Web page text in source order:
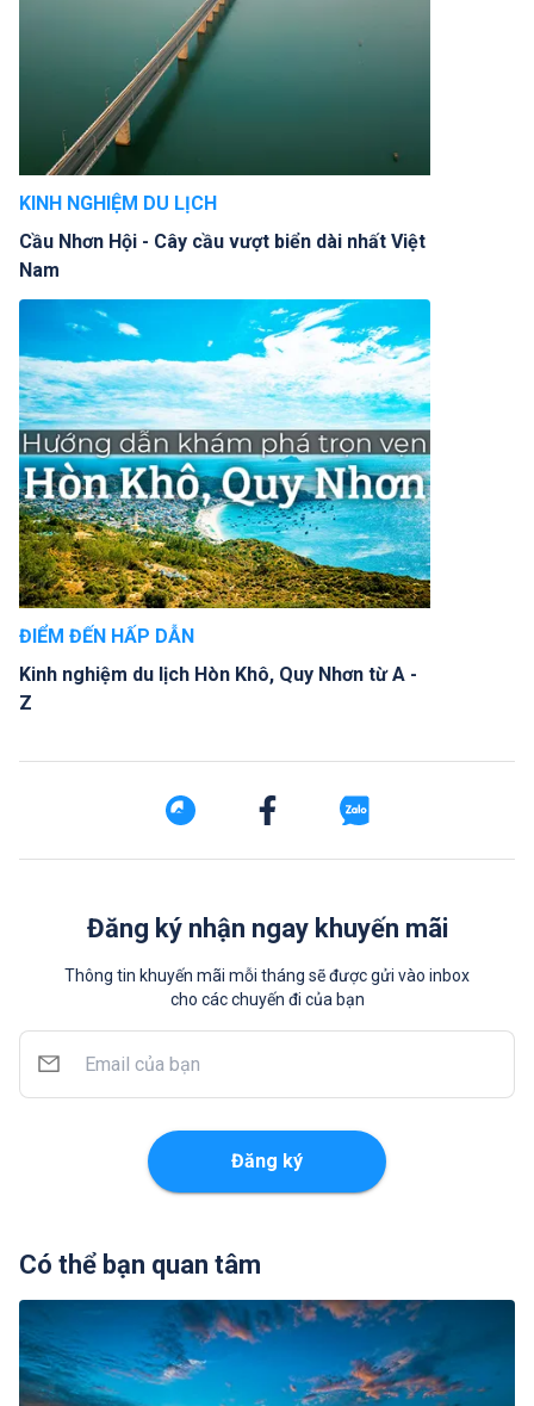
KINH NGHIỆM DU LỊCH
Cầu Nhơn Hội - Cây cầu vượt biển dài nhất Việt
Nam
ĐIỂM ĐẾN HẤP DẪN
Kinh nghiệm du lịch Hòn Khô, Quy Nhơn từ A -
Z
Đăng ký nhận ngay khuyến mãi
Thông tin khuyến mãi mỗi tháng sẽ được gửi vào inbox
cho các chuyến đi của bạn
Đăng ký
Có thể bạn quan tâm